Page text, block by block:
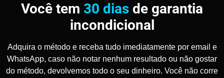
Você tem 30 dias de garantia
incondicional
Adquira o método e receba tudo imediatamente por email e
WhatsApp, caso não notar nenhum resultado ou não gostar
do método, devolvemos todo o seu dinheiro. Você não corre